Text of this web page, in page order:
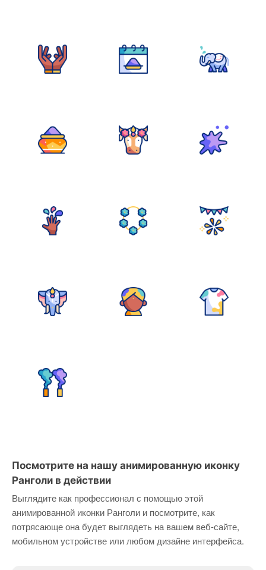
Посмотрите на нашу анимированную иконку
Ранголи в действии
Выглядите как профессионал с помощью этой
анимированной иконки Ранголи и посмотрите, как
потрясающе она будет выглядеть на вашем веб-сайте,
мобильном устройстве или любом дизайне интерфейса.